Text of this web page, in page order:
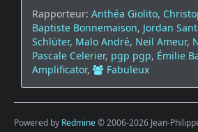
Rapporteur: Anthéa Giolito,
Baptiste Bonnemaison, Jordan
Schlüter, Malo André, Neil Ameur,
Pascale Celerier, pgp pgp, Émilie
Amplificator, Fabuleux
Powered by Redmine© 2006-2026 Jean-